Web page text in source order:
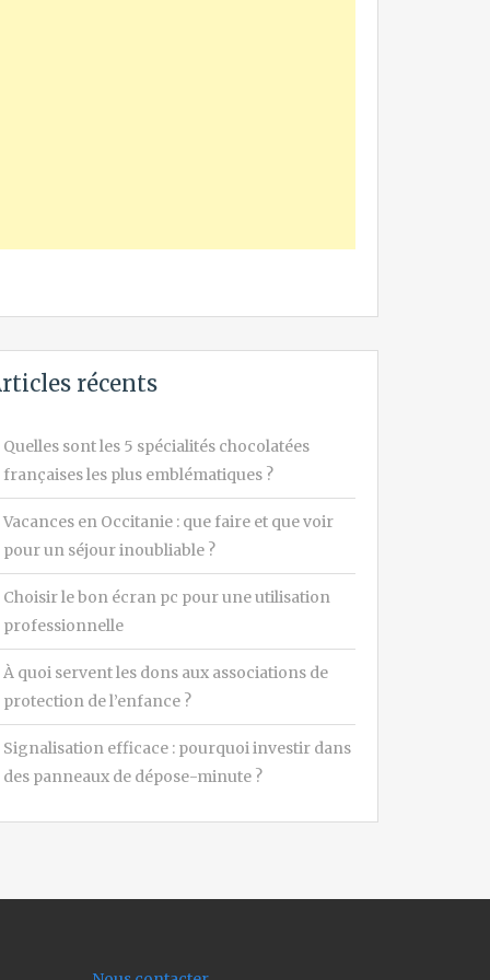
récents
Quelles sont les 5 spécialités chocolatées
françaises les plus emblématiques ?
Vacances en Occitanie : que faire et que voir
pour un séjour inoubliable ?
Choisir le bon écran pc pour une utilisation
professionnelle
À quoi servent les dons aux associations de
protection de l’enfance ?
Signalisation efficace : pourquoi investir dans
des panneaux de dépose-minute ?